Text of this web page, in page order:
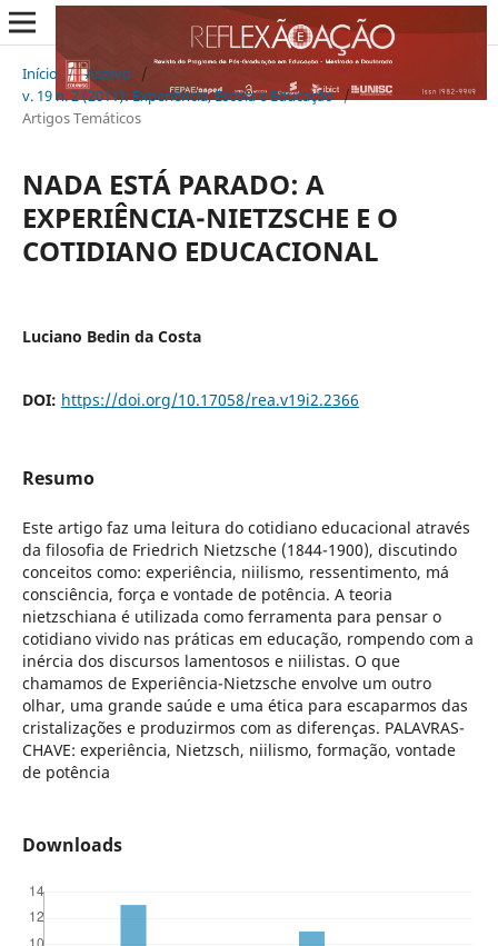
Início / Acervo
/
v. 19 n. 2 (2011): Experiência, Escola e Educação /
Artigos Temáticos
NADA ESTÁ PARADO: A
EXPERIÊNCIA-NIETZSCHE E O
COTIDIANO EDUCACIONAL
Luciano Bedin da Costa
DOI: https://doi.org/10.17058/rea.v19i2.2366
Resumo
Este artigo faz uma leitura do cotidiano educacional através
da filosofia de Friedrich Nietzsche (1844-1900), discutindo
conceitos como: experiência, niilismo, ressentimento, má
consciência, força e vontade de potência. A teoria
nietzschiana é utilizada como ferramenta para pensar o
cotidiano vivido nas práticas em educação, rompendo com a
inércia dos discursos lamentosos e niilistas. O que
chamamos de Experiência-Nietzsche envolve um outro
olhar, uma grande saúde e uma ética para escaparmos das
cristalizações e produzirmos com as diferenças. PALAVRAS-
CHAVE: experiência, Nietzsch, niilismo, formação, vontade
de potência
Downloads